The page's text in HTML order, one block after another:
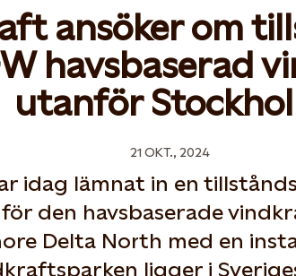
ansöker om
havsbaserad
utanför
21 OKT., 2024
idag lämnat in en
den havsbaserade
Delta North med en
ligger i